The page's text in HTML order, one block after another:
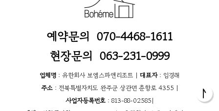
예약문의 070-4468-1611
현장문의 063-231-0999
업체명: 유한회사 보엠스파앤리조트 | 대표자: 임경래
주소: 전북특별자치도 완주군 상관면 춘향로 4355 |
사업자등록번호: 813-88-02585|